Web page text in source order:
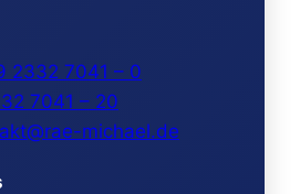
2332 7041 – 0
7041 – 20
michael.de